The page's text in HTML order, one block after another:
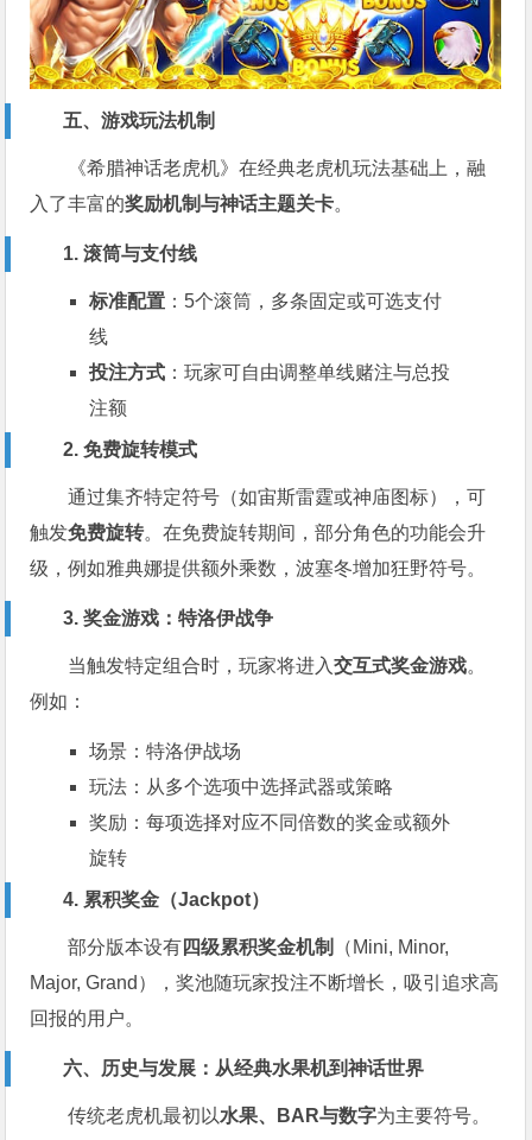
五、游戏玩法机制
《希腊神话老虎机》在经典老虎机玩法基础上，融
入了丰富的奖励机制与神话主题关卡。
1. 滚筒与支付线
标准配置 ：5个滚筒，多条固定或可选支付
线
投注方式 ：玩家可自由调整单线赌注与总投
注额
2. 免费旋转模式
通过集齐特定符号（如宙斯雷霆或神庙图标），可
触发免费旋转。在免费旋转期间，部分角色的功能会升
级，例如雅典娜提供额外乘数，波塞冬增加狂野符号。
3. 奖金游戏：特洛伊战争
当触发特定组合时，玩家将进入交互式奖金游戏。
例如：
场景：特洛伊战场
玩法：从多个选项中选择武器或策略
奖励：每项选择对应不同倍数的奖金或额外
旋转
4. 累积奖金（Jackpot）
部分版本设有四级累积奖金机制
（Mini, Minor,
Major, Grand），奖池随玩家投注不断增长，吸引追求高
回报的用户。
六、历史与发展：从经典水果机到神话世界
传统老虎机最初以水果、BAR与数字为主要符号。